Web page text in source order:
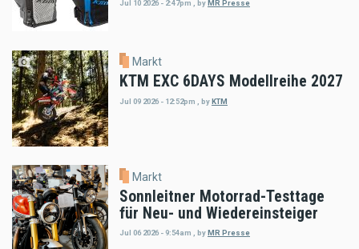
Jul 10 2026 - 2:47pm byMR Presse
Markt
KTM EXC 6DAYS Modellreihe 2027
Jul 09 2026 - 12:52pm byKTM
Markt
Sonnleitner Motorrad-Testtage
für Neu- und Wiedereinsteiger
Jul 06 2026 - 9:54am , byMR Presse